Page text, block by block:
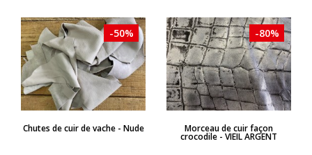
APERÇU RAPIDE
-50%
Chutes de cuir de vache - Nude APERÇU RAPIDE
-80%
Morceau de cuir façon
crocodile - VIEIL ARGENT